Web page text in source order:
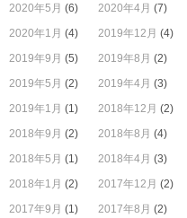
2020年5月 (6) 2020年4月 (7)
2020年1月 (4) 2019年12月 (4)
2019年9月 (5) 2019年8月 (2)
2019年5月 (2) 2019年4月 (3)
2019年1月 (1) 2018年12月 (2)
2018年9月 (2) 2018年8月 (4)
2018年5月 (1) 2018年4月 (3)
2018年1月 (2) 2017年12月 (2)
2017年9月 (1) 2017年8月 (2)